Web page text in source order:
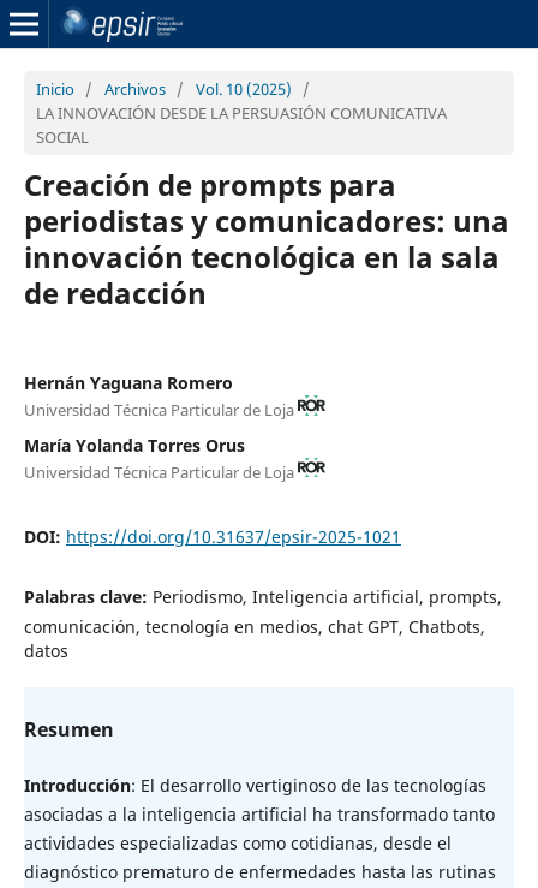
Inicio / Archivos / Vol. 10 (2025)
/
LA INNOVACIÓN DESDE LA PERSUASIÓN COMUNICATIVA
SOCIAL
Creación de prompts para
periodistas y comunicadores: una
innovación tecnológica en la sala
de redacción
Hernán Yaguana Romero
Universidad Técnica Particular de Loja
María Yolanda Torres Orus
Universidad Técnica Particular de Loja
DOI: https://doi.org/10.31637/epsir-2025-1021
Palabras clave: Periodismo, Inteligencia artificial, prompts,
comunicación, tecnología en medios, chat GPT, Chatbots,
datos
Resumen
Introducción: El desarrollo vertiginoso de las tecnologías
asociadas a la inteligencia artificial ha transformado tanto
actividades especializadas como cotidianas, desde el
diagnóstico prematuro de enfermedades hasta las rutinas